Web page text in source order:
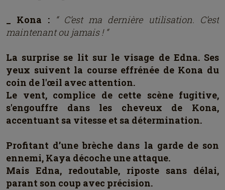
_ Kona : “ C’est ma dernière utilisation. C’est
maintenant ou jamais ! “
La surprise se lit sur le visage de Edna. Ses
yeux suivent la course effrénée de Kona du
coin de l'œil avec attention.
Le vent, complice de cette scène fugitive,
s'engouffre dans les cheveux de Kona,
accentuant sa vitesse et sa détermination.
Profitant d’une brèche dans la garde de son
ennemi, Kaya décoche une attaque.
Mais Edna, redoutable, riposte sans délai,
parant son coup avec précision.